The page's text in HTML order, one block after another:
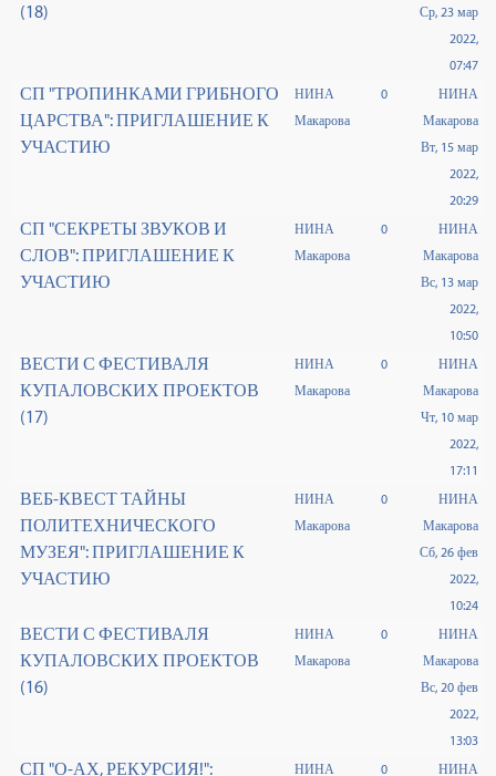
(18)
Ср, 23 мар
2022,
07:47
СП "ТРОПИНКАМИ ГРИБНОГО
ЦАРСТВА": ПРИГЛАШЕНИЕ К
УЧАСТИЮ
НИНА
Макарова
0
НИНА
Макарова
Вт, 15 мар
2022,
20:29
СП "СЕКРЕТЫ ЗВУКОВ И
СЛОВ": ПРИГЛАШЕНИЕ К
УЧАСТИЮ
НИНА
Макарова
0
НИНА
Макарова
Вс, 13 мар
2022,
10:50
ВЕСТИ С ФЕСТИВАЛЯ
КУПАЛОВСКИХ ПРОЕКТОВ
(17)
НИНА
Макарова
0
НИНА
Макарова
Чт, 10 мар
2022,
17:11
ВЕБ-КВЕСТ ТАЙНЫ
ПОЛИТЕХНИЧЕСКОГО
МУЗЕЯ": ПРИГЛАШЕНИЕ К
УЧАСТИЮ
НИНА
Макарова
0
НИНА
Макарова
Сб, 26 фев
2022,
10:24
ВЕСТИ С ФЕСТИВАЛЯ
КУПАЛОВСКИХ ПРОЕКТОВ
(16)
НИНА
Макарова
0
НИНА
Макарова
Вс, 20 фев
2022,
13:03
СП "О-АХ, РЕКУРСИЯ!": НИНА 0 НИНА